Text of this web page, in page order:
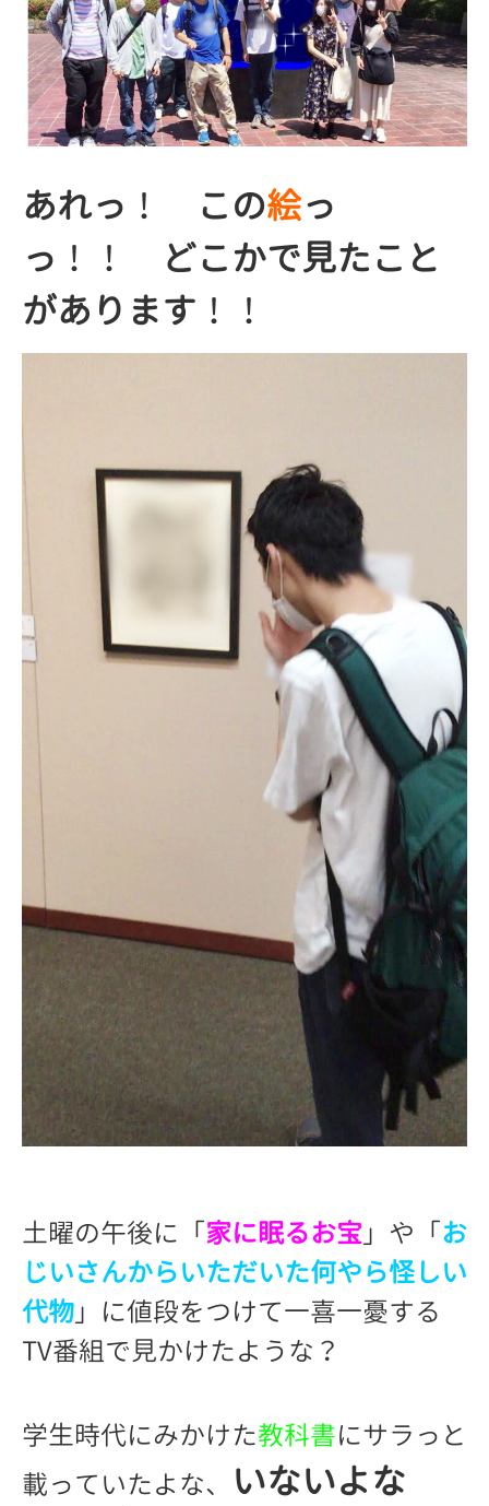
あれっ ！ この絵っ
っ ！！
どこかで見たこと
があります ！！
土曜の午後に「家に眠るお宝」や「お
じいさんからいただいた何やら怪しい
代物」に値段をつけて一喜一憂する
TV番組で見かけたような？
学生時代にみかけた教科書にサラっと
載っていたよな、 いないよな